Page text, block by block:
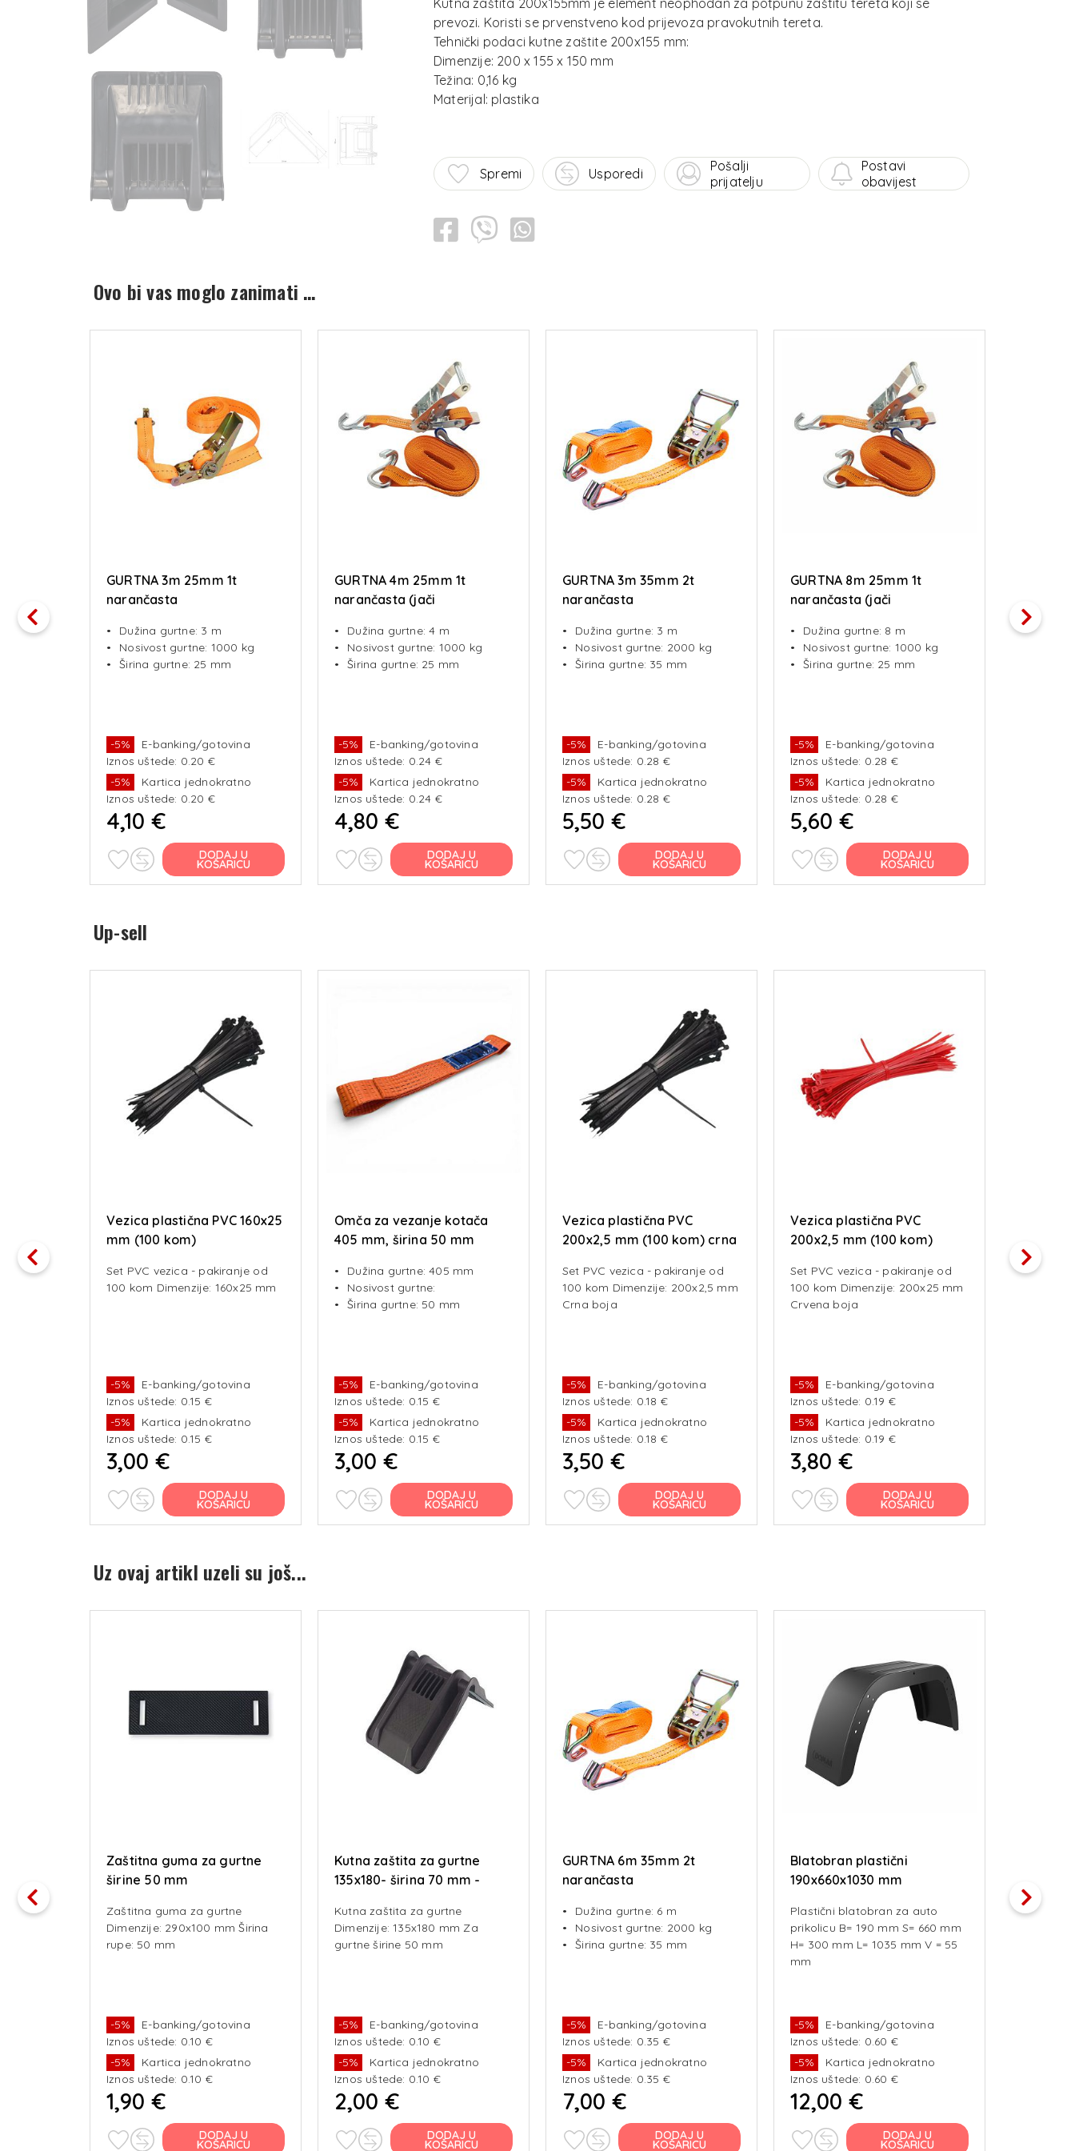
Kutna zaštita 200x155mm je element neophodan za potpunu zaštitu tereta koji se
prevozi. Koristi se prvenstveno kod prijevoza pravokutnih tereta.
Tehnički podaci kutne zaštite 200x155 mm:
Dimenzije: 200 x 155 x 150 mm
Težina: 0,16 kg
Spremi Usporedi
Pošalji
prijatelju
Postavi
obavijest
Ovo bi vas moglo zanimati …
GURTNA 3m 25mm 1t
narančasta
Dužina gurtne: 3 m
Nosivost gurtne: 1000 kg
Širina gurtne: 25 mm
-5%
E-banking/gotovina
Iznos uštede: 0.20 €
-5%
Kartica jednokratno
Iznos uštede: 0.20 €
4,10 €
DODAJ U
KOŠARICU
GURTNA 4m 25mm 1t
narančasta (jači
Dužina gurtne: 4 m
Nosivost gurtne: 1000 kg
Širina gurtne: 25 mm
-5%
E-banking/gotovina
Iznos uštede: 0.24 €
-5%
Kartica jednokratno
Iznos uštede: 0.24 €
4,80 €
DODAJ U
KOŠARICU
GURTNA 3m 35mm 2t
narančasta
Dužina gurtne: 3 m
Nosivost gurtne: 2000 kg
Širina gurtne: 35 mm
-5%
E-banking/gotovina
Iznos uštede: 0.28 €
-5%
Kartica jednokratno
Iznos uštede: 0.28 €
5,50 €
DODAJ U
KOŠARICU
GURTNA 8m 25mm 1t
narančasta (jači
Dužina gurtne: 8 m
Nosivost gurtne: 1000 kg
Širina gurtne: 25 mm
-5%
E-banking/gotovina
Iznos uštede: 0.28 €
-5%
Kartica jednokratno
Iznos uštede: 0.28 €
5,60 €
DODAJ U
KOŠARICU
Dužina
Up-sell
Vezica plastična PVC 160x25
mm (100 kom)
Set PVC vezica - pakiranje od
100 kom Dimenzije: 160x25 mm
-5%
E-banking/gotovina
Iznos uštede: 0.15 €
-5%
Kartica jednokratno
Iznos uštede: 0.15 €
3,00 €
DODAJ U
KOŠARICU
Omča za vezanje kotača
405 mm, širina 50 mm
Dužina gurtne: 405 mm
Nosivost gurtne:
Širina gurtne: 50 mm
-5%
E-banking/gotovina
Iznos uštede: 0.15 €
-5%
Kartica jednokratno
Iznos uštede: 0.15 €
3,00 €
DODAJ U
KOŠARICU
Vezica plastična PVC
200x2,5 mm (100 kom) crna
Set PVC vezica - pakiranje od
100 kom Dimenzije: 200x2,5 mm
Crna boja
-5%
E-banking/gotovina
Iznos uštede: 0.18 €
-5%
Kartica jednokratno
Iznos uštede: 0.18 €
3,50 €
DODAJ U
KOŠARICU
Vezica plastična PVC
200x2,5 mm (100 kom)
Set PVC vezica - pakiranje od
100 kom Dimenzije: 200x25 mm
Crvena boja
-5%
E-banking/gotovina
Iznos uštede: 0.19 €
-5%
Kartica jednokratno
Iznos uštede: 0.19 €
3,80 €
DODAJ U
KOŠARICU
Dužina
Uz ovaj artikl uzeli su još...
Zaštitna guma za gurtne
širine 50 mm
Zaštitna guma za gurtne
Dimenzije: 290x100 mm Širina
rupe: 50 mm
-5%
E-banking/gotovina
Iznos uštede: 0.10 €
-5%
Kartica jednokratno
Iznos uštede: 0.10 €
1,90 €
DODAJ U
KOŠARICU
Kutna zaštita za gurtne
135x180- širina 70 mm -
Kutna zaštita za gurtne
Dimenzije: 135x180 mm Za
gurtne širine 50 mm
-5%
E-banking/gotovina
Iznos uštede: 0.10 €
-5%
Kartica jednokratno
Iznos uštede: 0.10 €
2,00 €
DODAJ U
KOŠARICU
GURTNA 6m 35mm 2t
narančasta
Dužina gurtne: 6 m
Nosivost gurtne: 2000 kg
Širina gurtne: 35 mm
-5%
E-banking/gotovina
Iznos uštede: 0.35 €
-5%
Kartica jednokratno
Iznos uštede: 0.35 €
7,00 €
DODAJ U
KOŠARICU
Blatobran plastični
190x660x1030 mm
Plastični blatobran za auto
prikolicu B= 190 mm S= 660 mm
H= 300 mm L= 1035 mm V = 55
mm
-5%
E-banking/gotovina
Iznos uštede: 0.60 €
-5%
Kartica jednokratno
Iznos uštede: 0.60 €
12,00 €
DODAJ U
KOŠARICU